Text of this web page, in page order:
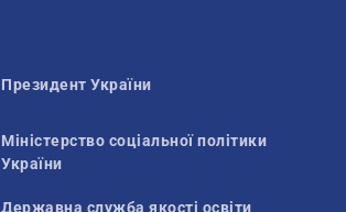
Президент України
Міністерство соціальної політики
України
Державна служба якості освіти